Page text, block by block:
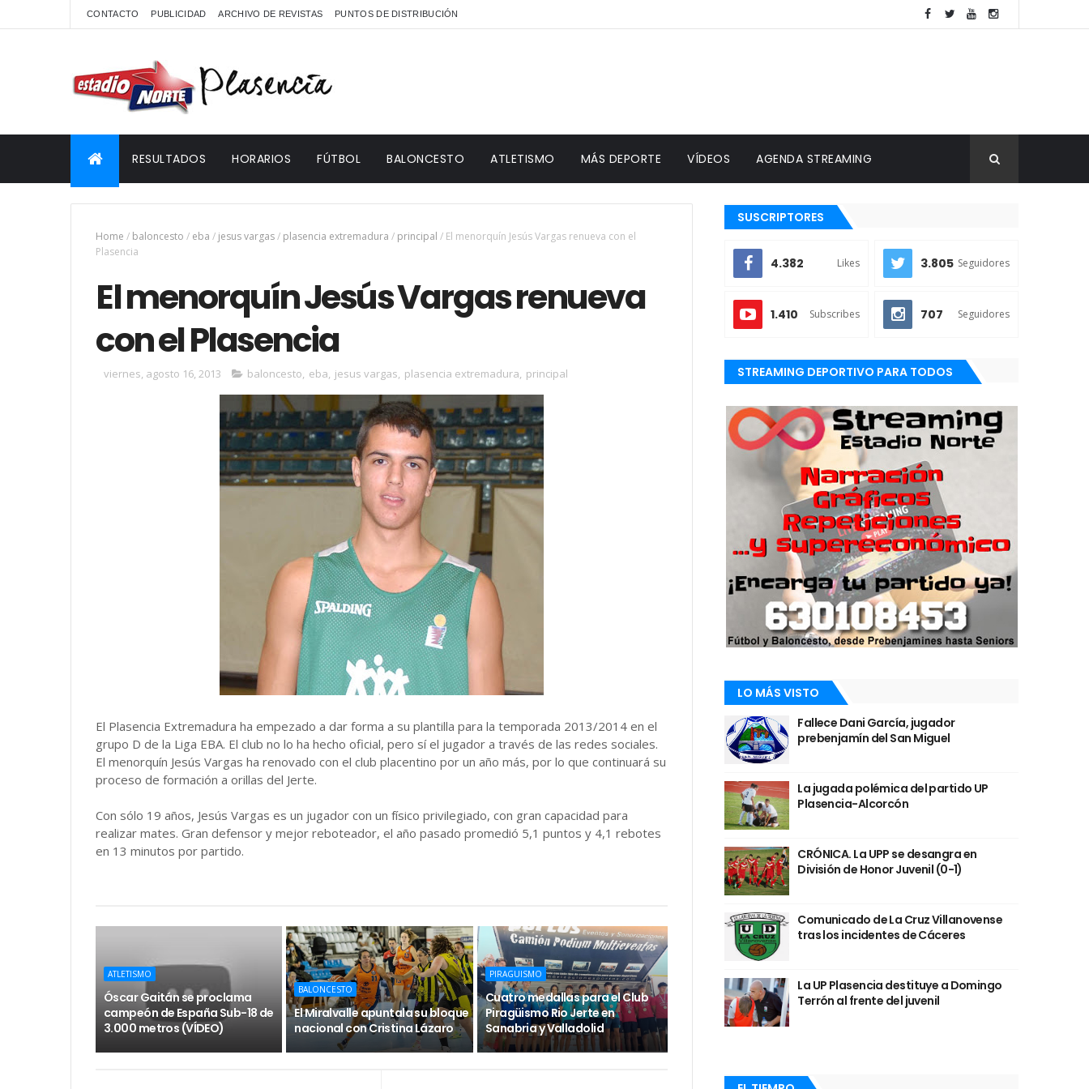
CONTACTO PUBLICIDAD ARCHIVO DE REVISTAS PUNTOS DE DISTRIBUCIÓN
RESULTADOS HORARIOS FÚTBOL BALONCESTO ATLETISMO MÁS DEPORTE VÍDEOS AGENDA STREAMING
Home / baloncesto / eba / jesus vargas/ plasencia extremadura / principal / El menorquín Jesús Vargas renueva con el
Plasencia
El menorquín Jesús Vargas renueva
con el Plasencia
viernes, agosto 16, 2013 baloncesto, eba, jesus vargas, plasencia extremadura, principal
El Plasencia Extremadura ha empezado a dar forma a su plantilla para la temporada 2013/2014 en el
grupo D de la Liga EBA. El club no lo ha hecho oficial, pero sí el jugador a través de las redes sociales.
El menorquín Jesús Vargas ha renovado con el club placentino por un año más, por lo que continuará su
proceso de formación a orillas del Jerte.
Con sólo 19 años, Jesús Vargas es un jugador con un físico privilegiado, con gran capacidad para
realizar mates. Gran defensor y mejor reboteador, el año pasado promedió 5,1 puntos y 4,1 rebotes
en 13 minutos por partido.
ATLETISMO
Óscar Gaitán se proclama
campeón de España Sub-18 de
3.000 metros (VÍDEO)
BALONCESTO
El Miralvalle apuntala su bloque
nacional con Cristina Lázaro
PIRAGUISMO
Cuatro medallas para el Club
Piragüismo Rio Jerte en
Sanabria y Valladolid
SUSCRIPTORES
4.382 Likes 3.805 Seguidores
1.410 Subscribes 707 Seguidores
STREAMING DEPORTIVO PARA TODOS
LO MÁS VISTO
Fallece Dani García, jugador
prebenjamín del San Miguel
La jugada polémica del partido UP
Plasencia-Alcorcón
CRÓNICA. La UPP se desangra en
División de Honor Juvenil (0-1)
Comunicado de La Cruz Villanovense
tras los incidentes de Cáceres
La UP Plasencia destituye a Domingo
Terrón al frente del juvenil